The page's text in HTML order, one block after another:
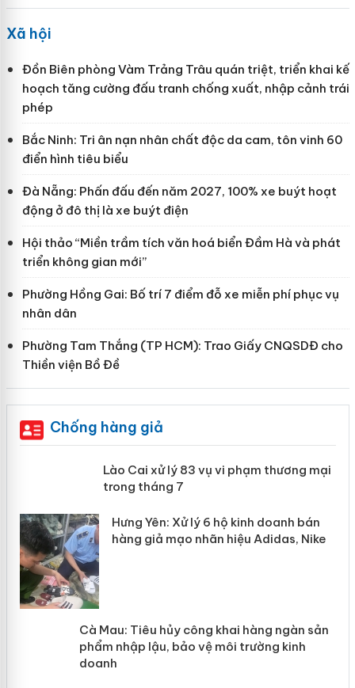
Xã hội
Đồn Biên phòng Vàm Trảng Trâu quán triệt, triển khai kế
hoạch tăng cường đấu tranh chống xuất, nhập cảnh trái
phép
Bắc Ninh: Tri ân nạn nhân chất độc da cam, tôn vinh 60
điển hình tiêu biểu
Đà Nẵng: Phấn đấu đến năm 2027, 100% xe buýt hoạt
động ở đô thị là xe buýt điện
Hội thảo “Miền trầm tích văn hoá biển Đầm Hà và phát
triển không gian mới”
Phường Hồng Gai: Bố trí 7 điểm đỗ xe miễn phí phục vụ
nhân dân
Phường Tam Thắng (TP HCM): Trao Giấy CNQSDĐ cho
Thiền viện Bồ Đề
Chống hàng giả
Lào Cai xử lý 83 vụ vi phạm thương
mại trong tháng 7